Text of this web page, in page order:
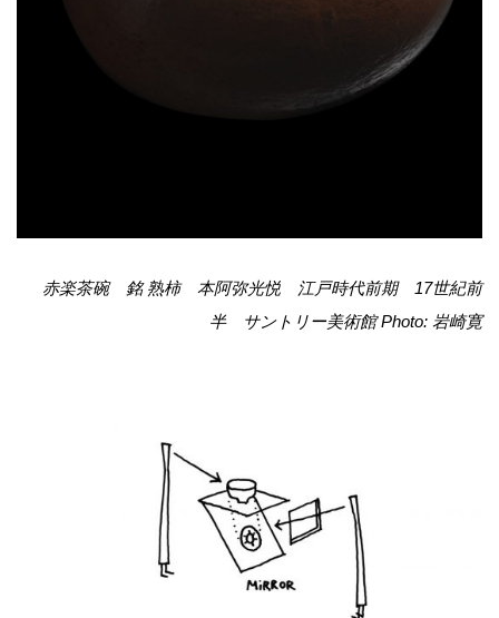
赤楽茶碗 銘 熟柿 本阿弥光悦 江戸時代前期 17世紀前
半 サントリー美術館 Photo: 岩崎寛